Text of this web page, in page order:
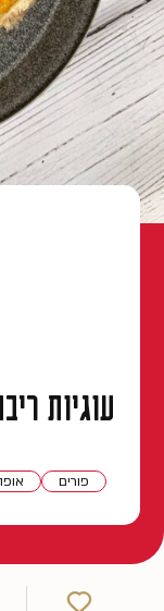
עוגיות
פורים